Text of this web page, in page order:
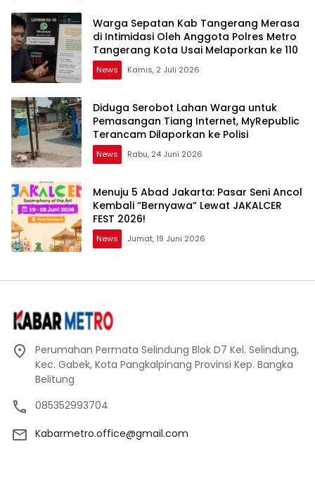
Warga Sepatan Kab Tangerang Merasa
di Intimidasi Oleh Anggota Polres Metro
Tangerang Kota Usai Melaporkan ke 110
News Kamis, 2 Juli 2026
Diduga Serobot Lahan Warga untuk
Pemasangan Tiang Internet, MyRepublic
Terancam Dilaporkan ke Polisi
News Rabu, 24 Juni 2026
Menuju 5 Abad Jakarta: Pasar Seni Ancol
Kembali “Bernyawa” Lewat JAKALCER
FEST 2026!
News Jumat, 19 Juni 2026
Perumahan Permata Selindung Blok D7 Kel. Selindung,
Kec. Gabek, Kota Pangkalpinang Provinsi Kep. Bangka
Belitung
085352993704
Kabarmetro.office@gmail.com